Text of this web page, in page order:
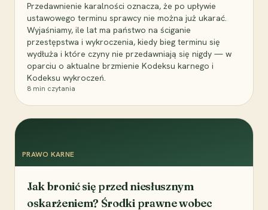
Przedawnienie karalności oznacza, że po upływie
ustawowego terminu sprawcy nie można już ukarać.
Wyjaśniamy, ile lat ma państwo na ściganie
przestępstwa i wykroczenia, kiedy bieg terminu się
wydłuża i które czyny nie przedawniają się nigdy — w
oparciu o aktualne brzmienie Kodeksu karnego i
Kodeksu wykroczeń.
8 min czytania
PRAWO KARNE
Jak bronić się przed niesłusznym
oskarżeniem? Środki prawne wobec